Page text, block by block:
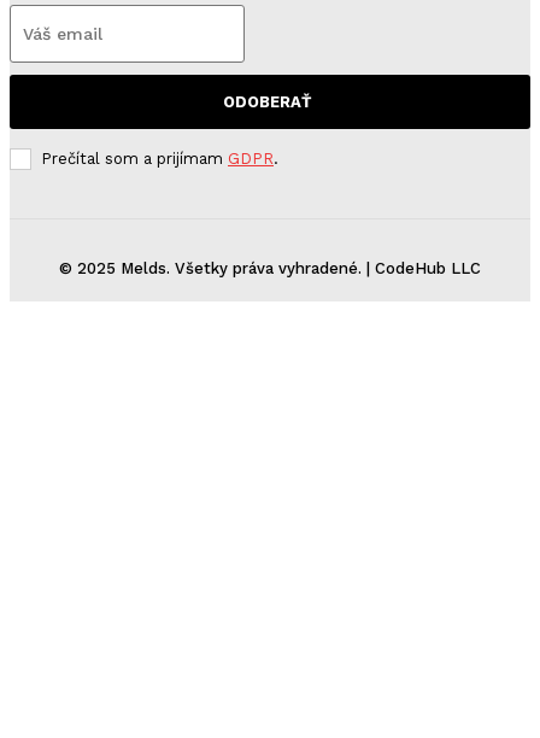
ODOBERAŤ
Prečítal som a prijímam GDPR.
© 2025 Melds. Všetky práva vyhradené. | CodeHub LLC